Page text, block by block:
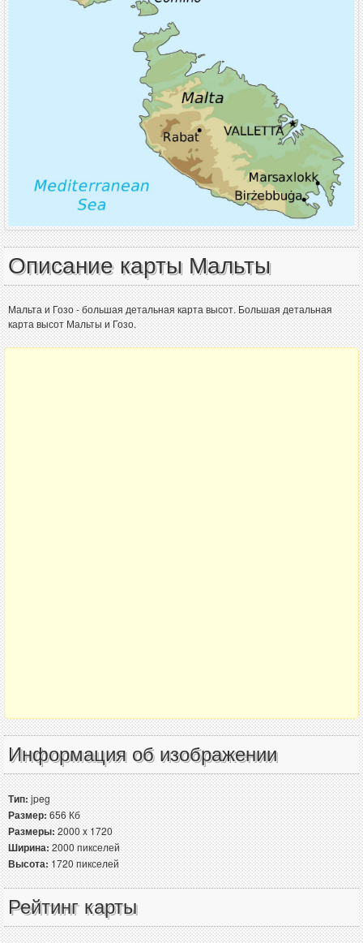
Описание карты Мальты
Мальта и Гозо - большая детальная карта высот. Большая детальная
карта высот Мальты и Гозо.
Информация об изображении
Тип:jpeg
Размер:656 Кб
Размеры:2000 x 1720
Ширина:2000 пикселей
Высота:1720 пикселей
Рейтинг карты